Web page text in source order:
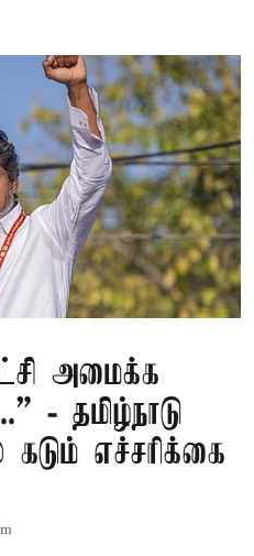
அமைக்க
- தமிழ்நாடு
எச்சரிக்கை